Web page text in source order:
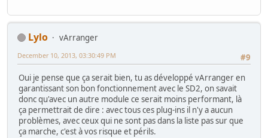
Lylo
vArranger
#9
December 10, 2013, 03:30:49 PM
Oui je pense que ça serait bien, tu as développé vArranger en
garantissant son bon fonctionnement avec le SD2, on savait
donc qu'avec un autre module ce serait moins performant, là
ça permettrait de dire : avec tous ces plug-ins il n'y a aucun
problèmes, avec ceux qui ne sont pas dans la liste pas sur que
ça marche, c'est à vos risque et périls.